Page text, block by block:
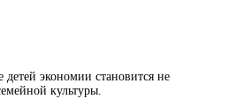
экономии становится не
культуры.